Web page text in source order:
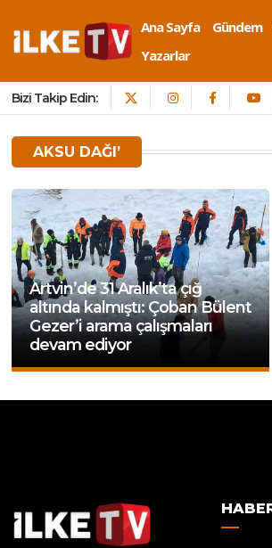
Ana Sayfa Gündem
Yazarlar
Bizi Takip Edin:
AKSU DAĞI’
Artvin’de 31 Aralık’ta çığ
altında kalmıştı: Çoban Bülent
Gezer’i arama çalışmaları
devam ediyor